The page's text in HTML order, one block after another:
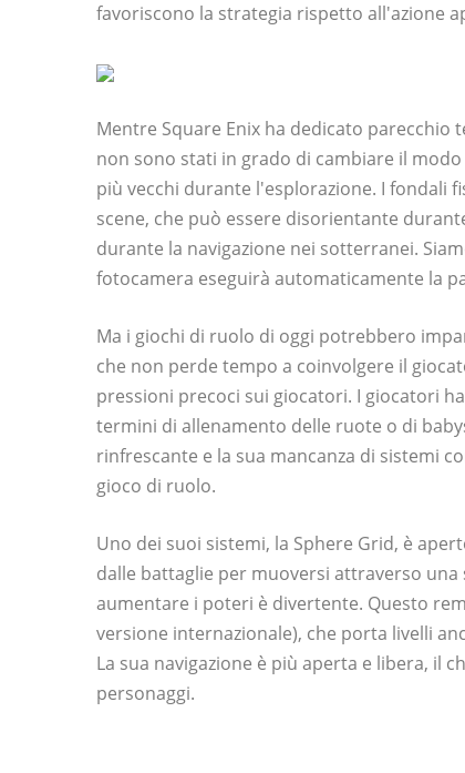
favoriscono la strategia rispetto all'azione
Mentre Square Enix ha dedicato
non sono stati in grado di cambiare il
più vecchi durante l'esplorazione. I fondali
scene, che può essere disorientante
durante la navigazione nei sotterranei.
fotocamera eseguirà automaticamente la
Ma i giochi di ruolo di oggi potrebbero
che non perde tempo a coinvolgere il
pressioni precoci sui giocatori. I giocatori
termini di allenamento delle ruote o di
rinfrescante e la sua mancanza di sistemi
gioco di ruolo.
Uno dei suoi sistemi, la Sphere Grid, è
dalle battaglie per muoversi attraverso
aumentare i poteri è divertente. Questo
versione internazionale), che porta livelli
La sua navigazione è più aperta e libera, il
personaggi.